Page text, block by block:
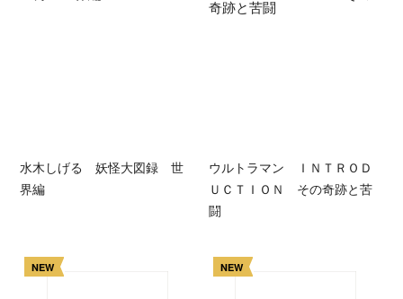
水木しげる 妖怪大図録 世
界編
ウルトラマン ＩＮＴＲＯＤ
ＵＣＴＩＯＮ その奇跡と苦
闘
NEW NEW